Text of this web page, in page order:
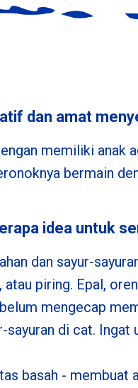
dan amat
memiliki anak
bermain
idea untuk
dan sayur-
piring. Epal,
mengecap
sayuran di cat.
basah - membuat